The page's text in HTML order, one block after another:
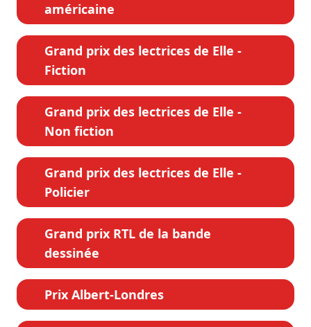
américaine
Grand prix des lectrices de Elle -
Fiction
Grand prix des lectrices de Elle -
Non fiction
Grand prix des lectrices de Elle -
Policier
Grand prix RTL de la bande
dessinée
Prix Albert-Londres